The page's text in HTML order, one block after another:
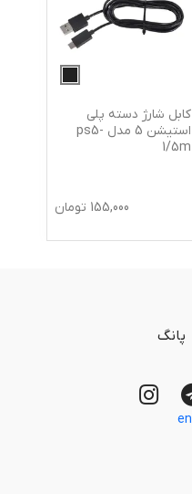
کابل شارژ دسته پلی
استیشن 5 مدل ps5-
1/5m
155,000 تومان
پانگ